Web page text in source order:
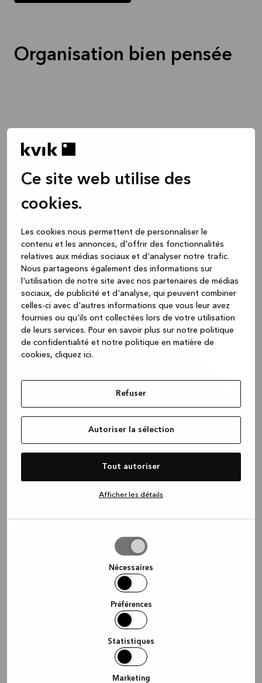
Ce site web utilise des
cookies.
Les cookies nous permettent de personnaliser le
contenu et les annonces, d'offrir des fonctionnalités
relatives aux médias sociaux et d'analyser notre trafic.
Nous partageons également des informations sur
l'utilisation de notre site avec nos partenaires de médias
sociaux, de publicité et d'analyse, qui peuvent combiner
celles-ci avec d'autres informations que vous leur avez
fournies ou qu'ils ont collectées lors de votre utilisation
de leurs services. Pour en savoir plus sur notre politique
de confidentialité et notre politique en matière de
cookies, cliquez ici.
Refuser
Autoriser la sélection
Tout autoriser
Afficher les détails
Nécessaires
Préférences
Statistiques
Marketing
Organisation bien pensée